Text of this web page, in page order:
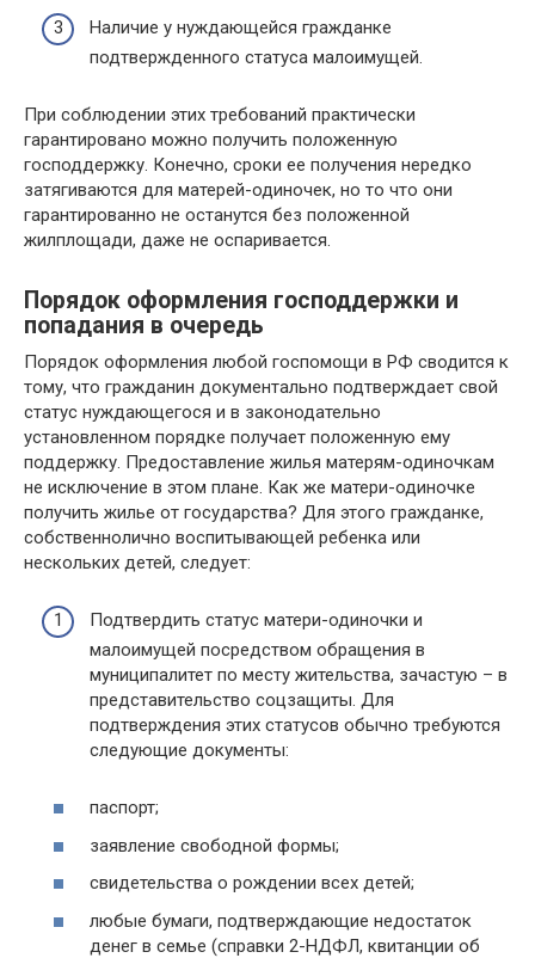
Наличие у нуждающейся гражданке
подтвержденного статуса малоимущей.
При соблюдении этих требований практически
гарантировано можно получить положенную
господдержку. Конечно, сроки ее получения нередко
затягиваются для матерей-одиночек, но то что они
гарантированно не останутся без положенной
жилплощади, даже не оспаривается.
Порядок оформления господдержки и
попадания в очередь
Порядок оформления любой госпомощи в РФ сводится к
тому, что гражданин документально подтверждает свой
статус нуждающегося и в законодательно
установленном порядке получает положенную ему
поддержку. Предоставление жилья матерям-одиночкам
не исключение в этом плане. Как же матери-одиночке
получить жилье от государства? Для этого гражданке,
собственнолично воспитывающей ребенка или
нескольких детей, следует:
Подтвердить статус матери-одиночки и
малоимущей посредством обращения в
муниципалитет по месту жительства, зачастую – в
представительство соцзащиты. Для
подтверждения этих статусов обычно требуются
следующие документы:
паспорт;
заявление свободной формы;
свидетельства о рождении всех детей;
любые бумаги, подтверждающие недостаток
денег в семье (справки 2-НДФЛ, квитанции об